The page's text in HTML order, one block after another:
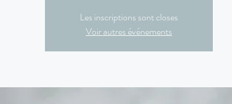
Les inscriptions sont closes
Voir autres événements